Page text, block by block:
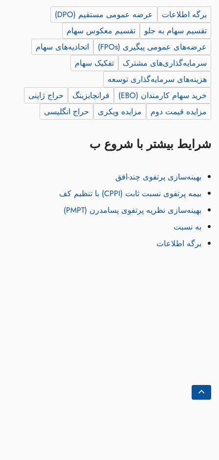
برگه اطلاعات
عرضه عمومی مستقیم (DPO)
تقسیم سهام به جلو
تقسیم معکوس سهام
عرضه‌های عمومی پیگیری (FPOs)
اتحادیه‌های سهام
سرمایه‌گذاری‌های مشترک
تفکیک سهام
هزینه‌های سرمایه‌گذاری توسعه
خرید سهام کارمندان (EBO)
فرانچایزینگ
حراج ژاپنی
مزایده قیمت دوم
مزایده ویکری حراج انگلیسی
شرایط بیشتر با شروع ب
بهینه‌سازی پرتفوی چند‑افق
بیمه پرتفوی نسبت ثابت (CPPI) با تنظیم کف
بهینه‌سازی نظریه پرتفوی پسامدرن (PMPT)
به نسبت
برگه اطلاعات